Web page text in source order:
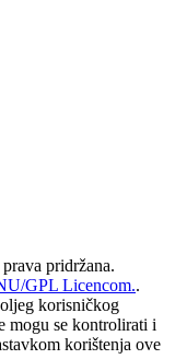
pridržana.
GPL Licencom..
korisničkog
mogu se kontrolirati i
korištenja ove